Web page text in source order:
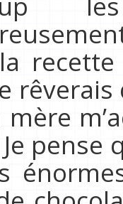
recette
Je